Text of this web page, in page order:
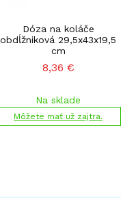
Dóza na koláče
obdĺžniková 29,5x43x19,5
cm
8,36 €
Na sklade
Môžete mať už zajtra.